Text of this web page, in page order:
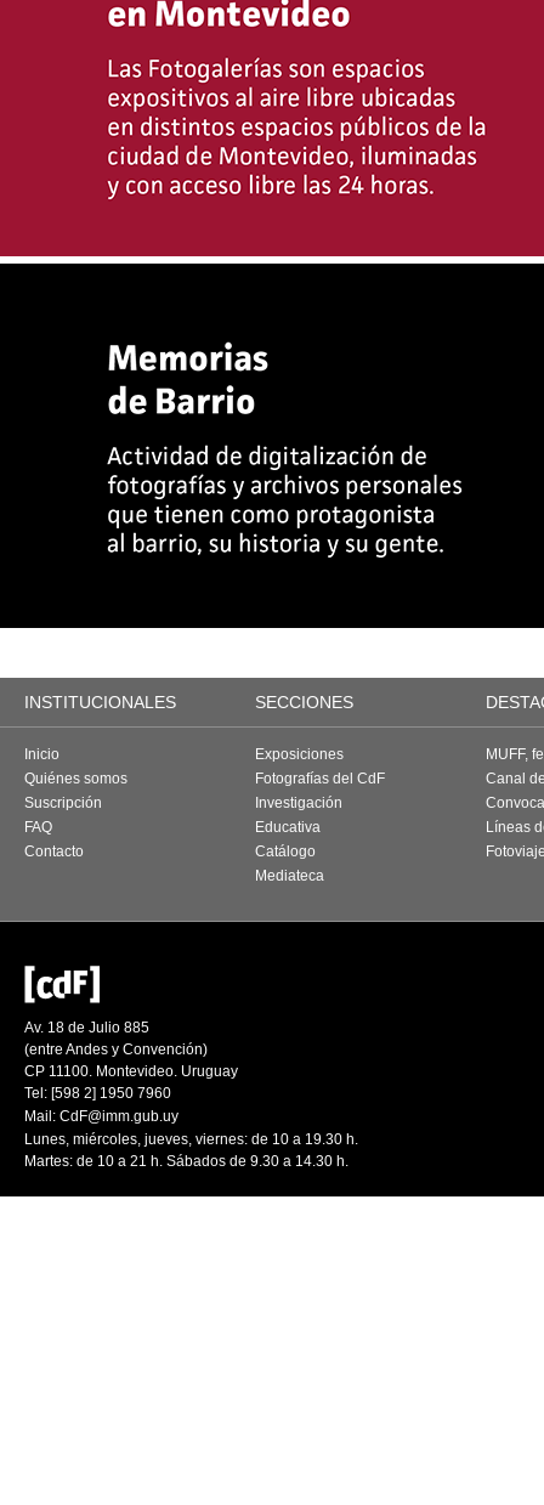
INSTITUCIONALES SECCIONES
Inicio
Quiénes somos
Suscripción
FAQ
Contacto
Exposiciones
Fotografías del CdF
Investigación
Educativa
Catálogo
Mediateca
MUFF,
Canal
Líneas
Av. 18 de Julio 885
(entre Andes y Convención)
CP 11100. Montevideo. Uruguay
Tel: [598 2] 1950 7960
Mail: CdF@imm.gub.uy
Lunes, miércoles, jueves, viernes: de 10 a 19.30 h.
Martes: de 10 a 21 h. Sábados de 9.30 a 14.30 h.